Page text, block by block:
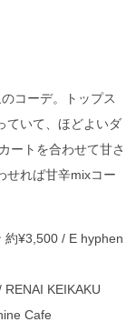
コーデ。トップス
ていて、ほどよいダ
ートを合わせて甘さ
せれば甘辛mixコー
約¥3,500 / E hyphen
KEIKAKU
Cafe